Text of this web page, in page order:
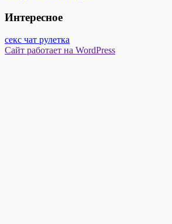
Интересное
секс чат рулетка
Сайт работает на WordPress